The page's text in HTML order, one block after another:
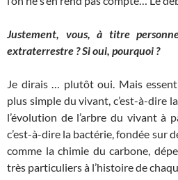
Justement, vous, à titre
extraterrestre ? Si oui, pourquoi ?
Je dirais … plutôt oui. Mais
plus simple du vivant, c’est-à-dire
l’évolution de l’arbre du vivant à
c’est-à-dire la bactérie, fondée sur
comme la chimie du carbone,
très particuliers à l’histoire de